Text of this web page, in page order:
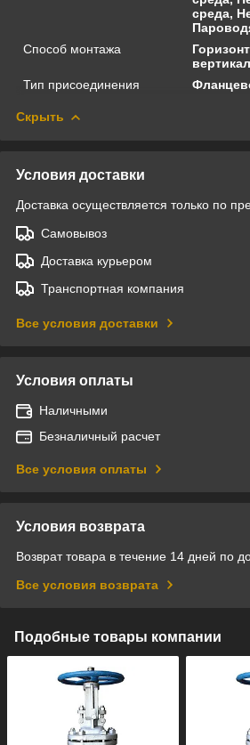
среда,
Способ монтажа
Тип присоединения
Скрыть
Условия доставки
Доставка осуществляется только по
Самовывоз
Доставка курьером
Транспортная компания
Все условия доставки
Условия оплаты
Наличными
Безналичный расчет
Все условия оплаты
Условия возврата
Возврат товара в течение 14 дней по
Все условия возврата
Подобные товары компании